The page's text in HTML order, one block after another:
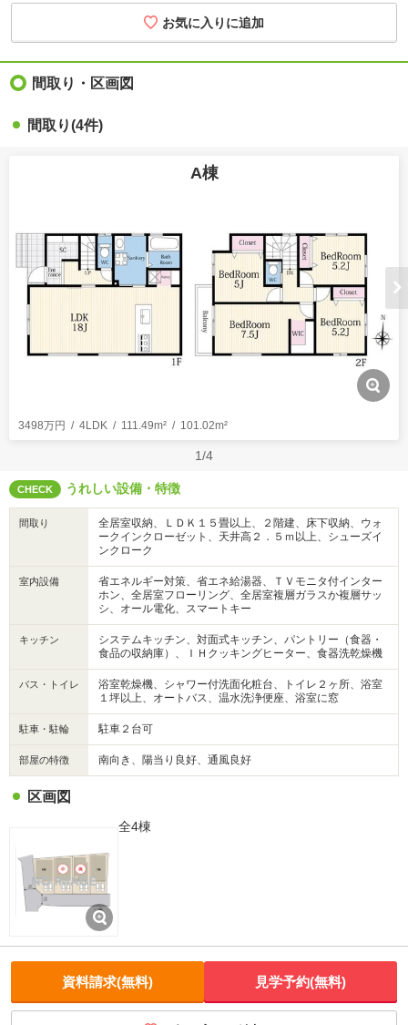
お気に入りに追加
間取り・区画図
間取り(4件)
A棟
3498万円 4LDK 111.49m² 101.02m²
1/4
CHECK うれしい設備・特徴
間取り
全居室収納、ＬＤＫ１５畳以上、２階建、床下収納、ウォ
ークインクローゼット、天井高２．５ｍ以上、シューズイ
ンクローク
室内設備
省エネルギー対策、省エネ給湯器、ＴＶモニタ付インター
ホン、全居室フローリング、全居室複層ガラスか複層サッ
シ、オール電化、スマートキー
キッチン
システムキッチン、対面式キッチン、パントリー（食器・
食品の収納庫）、ＩＨクッキングヒーター、食器洗乾燥機
バス・トイレ
浴室乾燥機、シャワー付洗面化粧台、トイレ２ヶ所、浴室
１坪以上、オートバス、温水洗浄便座、浴室に窓
駐車・駐輪 駐車２台可
部屋の特徴 南向き、陽当り良好、通風良好
区画図
全4棟
資料請求(無料) 見学予約(無料)